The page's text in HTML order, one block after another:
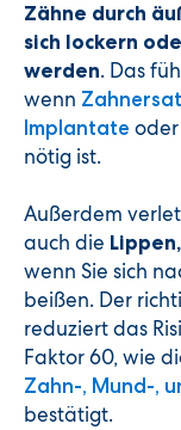
Zähne durch
sich lockern
werden. Das
wenn
Implantate
nötig ist.
Außerdem
auch die
wenn Sie sich
beißen. Der
reduziert das
Faktor 60, wie
Zahn-, Mund-,
bestätigt.